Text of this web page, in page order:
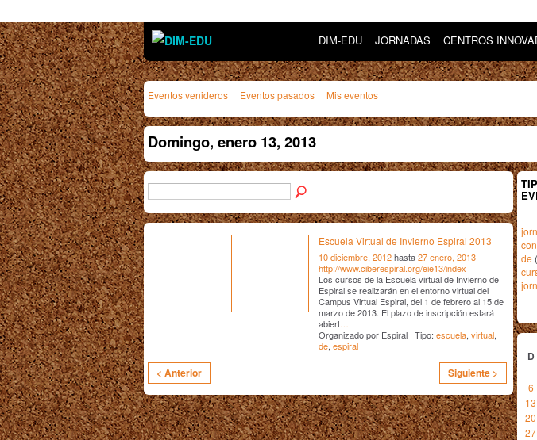
DIM-EDU JORNADAS CENTROS
Eventos venideros Eventos pasados Mis eventos
Domingo, enero 13, 2013
Escuela Virtual de Invierno Espiral 2013
10 diciembre, 2012hasta27 enero, 2013–
http://www.ciberespiral.org/eie13/index
Los cursos de la Escuela virtual de Invierno de
Espiral se realizarán en el entorno virtual del
Campus Virtual Espiral, del 1 de febrero al 15 de
marzo de 2013. El plazo de inscripción estará
abiert …
Organizado por Espiral | Tipo: escuela, virtual,
de, espiral
< Anterior Siguiente >
de
D
6
13
20
27